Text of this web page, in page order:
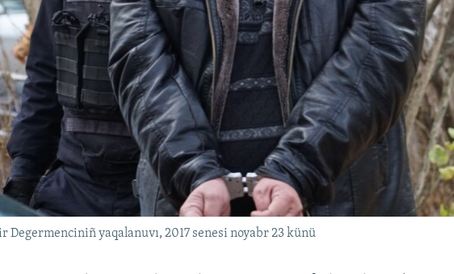
Degermenciniñ yaqalanuvı, 2017 senesi noyabr 23 künü